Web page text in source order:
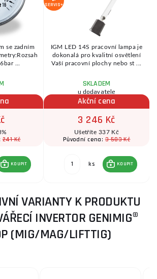
se zadním
...
241 Kč
KOUPIT
SERVIS+
IGM LED 14S pracovní lampa je
dokonalá pro kvalitní osvětlení
Vaší pracovní plochy nebo st ...
SKLADEM
u dodavatele
Akční cena
3 246 Kč
Ušetříte 337 Kč
Původní cena:3 583 Kč
ks KOUPIT
VARIANTY K PRODUKTU
INVERTOR GENIMIG®
(MIG/MAG/LIFTTIG)